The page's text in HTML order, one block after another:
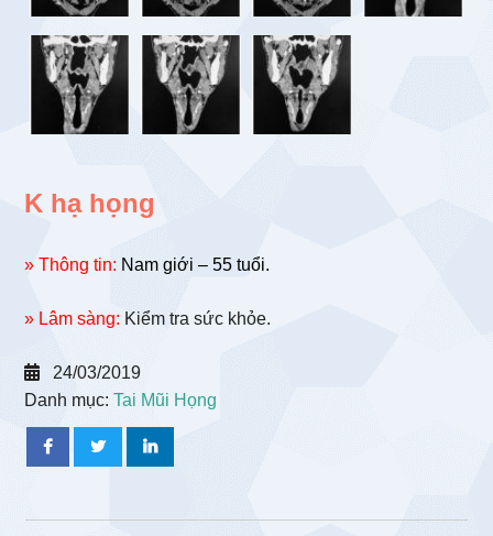
K hạ họng
» Thông tin: Nam giới – 55 tuổi.
» Lâm sàng: Kiểm tra sức khỏe.
24/03/2019
Danh mục:Tai Mũi Họng